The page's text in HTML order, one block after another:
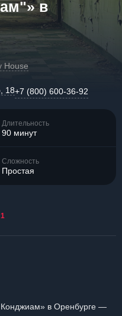
в
House
18+7 (800) 600-36-92
Длительность
90 минут
Сложность
Простая
1
Конджиам» в Оренбурге —